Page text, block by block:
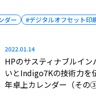
ダー #デジタルオフセット印
2022.01.14
HPのサスティナブルイン
いとIndigo7Kの技術力を
年卓上カレンダー（その③